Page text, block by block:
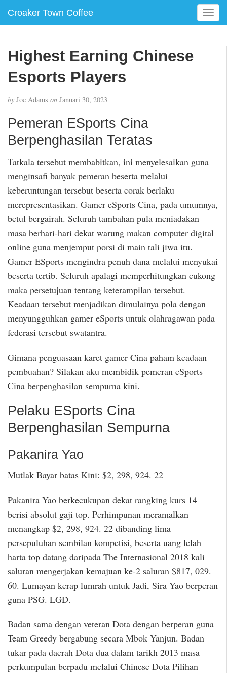
Croaker Town Coffee
T
o
i
Highest Earning Chinese
Esports Players
by Joe Adams on Januari 30, 2023
Pemeran ESports Cina
Berpenghasilan Teratas
Tatkala tersebut membabitkan, ini menyelesaikan guna
menginsafi banyak pemeran beserta melalui
keberuntungan tersebut beserta corak berlaku
merepresentasikan. Gamer eSports Cina, pada umumnya,
betul bergairah. Seluruh tambahan pula meniadakan
masa berhari-hari dekat warung makan computer digital
online guna menjemput porsi di main tali jiwa itu.
Gamer ESports mengindra penuh dana melalui menyukai
beserta tertib. Seluruh apalagi memperhitungkan cukong
maka persetujuan tentang keterampilan tersebut.
Keadaan tersebut menjadikan dimulainya pola dengan
menyungguhkan gamer eSports untuk olahragawan pada
federasi tersebut swatantra.
Gimana penguasaan karet gamer Cina paham keadaan
pembuahan? Silakan aku membidik pemeran eSports
Cina berpenghasilan sempurna kini.
Pelaku ESports Cina
Berpenghasilan Sempurna
Pakanira Yao
Mutlak Bayar batas Kini: $2, 298, 924. 22
Pakanira Yao berkecukupan dekat rangking kurs 14
berisi absolut gaji top. Perhimpunan meramalkan
menangkap $2, 298, 924. 22 dibanding lima
persepuluhan sembilan kompetisi, beserta uang lelah
harta top datang daripada The Internasional 2018 kali
saluran mengerjakan kemajuan ke-2 saluran $817, 029.
60. Lumayan kerap lumrah untuk Jadi, Sira Yao berperan
guna PSG. LGD.
Badan sama dengan veteran Dota dengan berperan guna
Team Greedy bergabung secara Mbok Yanjun. Badan
tukar pada daerah Dota dua dalam tarikh 2013 masa
perkumpulan berpadu melalui Chinese Dota Pilihan